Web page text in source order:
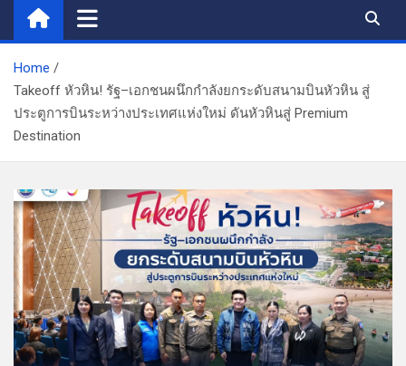
t
Home
Takeoff หัวหิน! รัฐ–เอกชนผนึกกำลังยกระดับสนามบินหัวหิน สู่
ประตูการบินระหว่างประเทศแห่งใหม่ ดันหัวหินสู่ Premium
Destination